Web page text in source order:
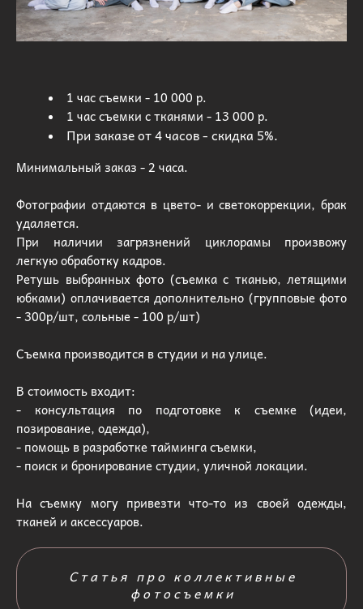
1 час съемки - 10 000 р.
1 час съемки с тканями - 13 000 р.
При заказе от 4 часов - скидка 5%.
Минимальный заказ - 2 часа.
Фотографии отдаются в цвето- и светокоррекции, брак
удаляется.
При наличии загрязнений циклорамы произвожу
легкую обработку кадров.
Ретушь выбранных фото (съемка с тканью, летящими
юбками) оплачивается дополнительно (групповые фото
- 300р/шт, сольные - 100 р/шт)
Съемка производится в студии и на улице.
В стоимость входит:
- консультация по подготовке к съемке (идеи,
позирование, одежда),
- помощь в разработке тайминга съемки,
- поиск и бронирование студии, уличной локации.
На съемку могу привезти что-то из своей одежды,
тканей и аксессуаров.
Статья про коллективные
фотосъемки